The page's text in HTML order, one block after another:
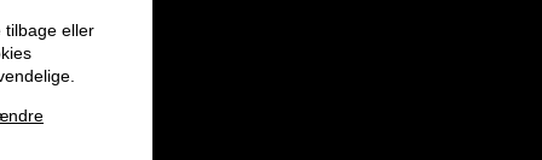
tilbage eller